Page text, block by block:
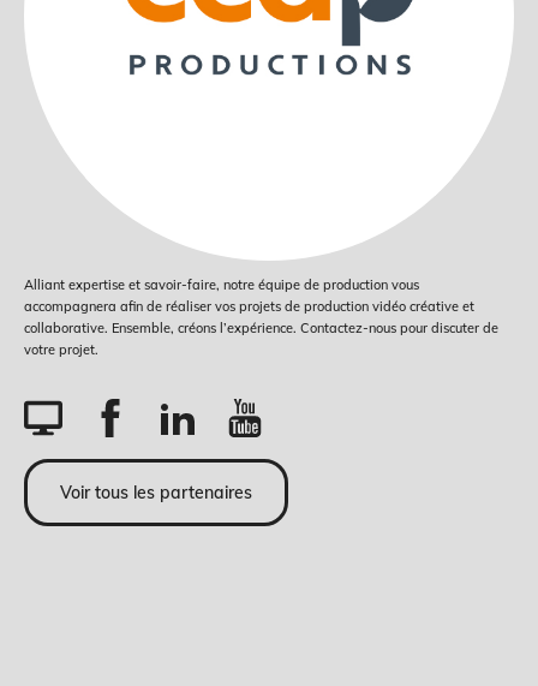
Alliant expertise et savoir-faire, notre équipe de production vous
accompagnera afin de réaliser vos projets de production vidéo créative et
collaborative. Ensemble, créons l’expérience. Contactez-nous pour discuter de
votre projet.
Voir tous les partenaires